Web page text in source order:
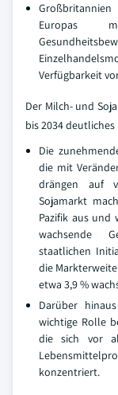
Europas
Verfügbarkeit
Der Milch- und
bis 2034
Die
die mit
drängen auf
Sojamarkt
Pazifik aus und
wachsende
staatlichen
die
etwa 3,9 %
Darüber
wichtige Rolle
die sich vor
konzentriert.